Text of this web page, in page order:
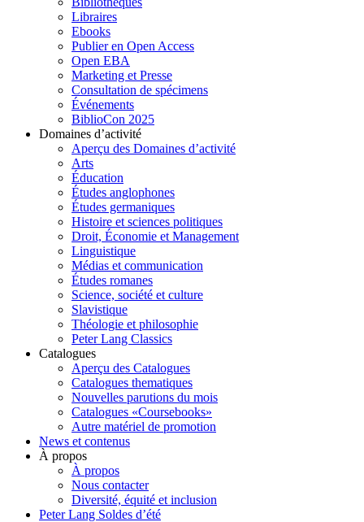
Libraires
Ebooks
Publier en Open Access
Open EBA
Marketing et Presse
Consultation de spécimens
Événements
BiblioCon 2025
Domaines d’activité
Aperçu des Domaines d’activité
Arts
Éducation
Études anglophones
Études germaniques
Histoire et sciences politiques
Droit, Économie et Management
Linguistique
Médias et communication
Études romanes
Science, société et culture
Slavistique
Théologie et philosophie
Peter Lang Classics
Catalogues
Aperçu des Catalogues
Catalogues thematiques
Nouvelles parutions du mois
Catalogues «Coursebooks»
Autre matériel de promotion
News et contenus
À propos
À propos
Nous contacter
Diversité, équité et inclusion
Peter Lang Soldes d’été